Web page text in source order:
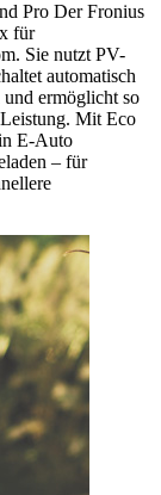
Pro Der Fronius
für
Sie nutzt PV-
automatisch
ermöglicht so
Mit Eco
E-Auto
– für